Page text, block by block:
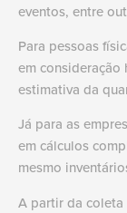
eventos, entre
Para pessoas
em consideração
estimativa da
Já para as
em cálculos
mesmo
A partir da